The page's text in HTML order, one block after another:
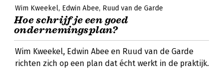
Wim Kweekel Edwin Abee Ruud van de Garde
Hoe schrijf je een goed
ondernemingsplan?
Wim Kweekel, Edwin Abee en Ruud van de Garde
richten zich op een plan dat écht werkt in de praktijk.